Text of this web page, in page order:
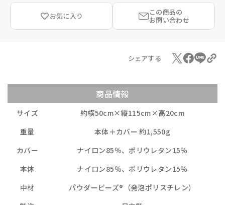
お気に入り
この商品の
お問い合わせ
シェアする
商品情報
サイズ
約横50cm×縦115cm×高20cm
重量
本体＋カバー 約1,550g
カバー
ナイロン85％、ポリウレタン15％
本体
ナイロン85％、ポリウレタン15％
中材
パウダービーズ®（発泡ポリスチレン）